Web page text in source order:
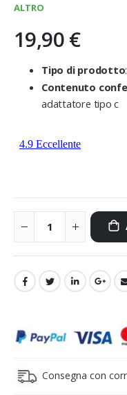
ALTRO
19,90 €
Tipo di prodotto
Contenuto
adattatore tipo c
Consegna con